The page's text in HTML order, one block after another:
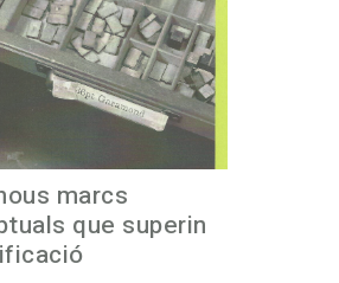
marcs
que superin